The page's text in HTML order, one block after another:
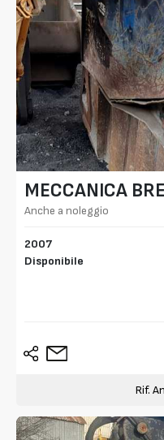
MECCANICA
Anche a noleggio
2007
Disponibile
Rif.